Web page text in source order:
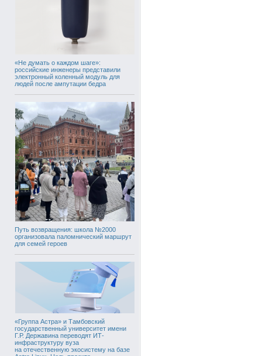
«Не думать о каждом шаге»:
российские инженеры представили
электронный коленный модуль для
людей после ампутации бедра
Путь возвращения: школа №2000
организовала паломнический маршрут
для семей героев
«Группа Астра» и Тамбовский
государственный университет имени
Г.Р. Державина переводят ИТ-
инфраструктуру вуза
на отечественную экосистему на базе